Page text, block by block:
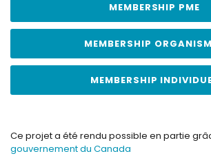
MEMBERSHIP PME
MEMBERSHIP
MEMBERSHIP
Ce projet a été rendu possible en partie
gouvernement du Canada